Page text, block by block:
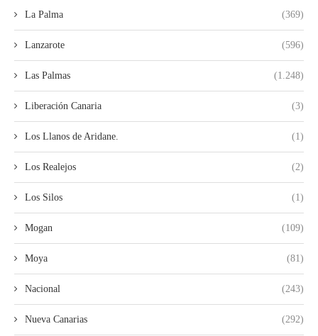
La Palma (369)
Lanzarote (596)
Las Palmas (1.248)
Liberación Canaria (3)
Los Llanos de Aridane. (1)
Los Realejos (2)
Los Silos (1)
Mogan (109)
Moya (81)
Nacional (243)
Nueva Canarias (292)